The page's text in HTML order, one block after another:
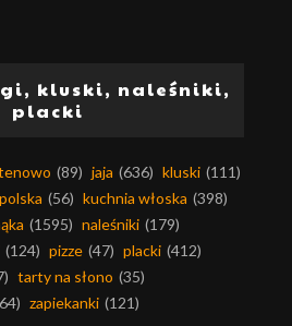
kluski, naleśniki,
placki
(89) jaja (636) kluski (111)
(56) kuchnia włoska (398)
(1595) naleśniki (179)
(124) pizze (47) placki (412)
tarty na słono (35)
zapiekanki (121)